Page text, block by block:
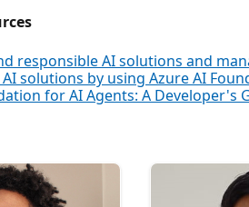
responsible AI solutions and
solutions by using Azure AI
for AI Agents: A Developer's